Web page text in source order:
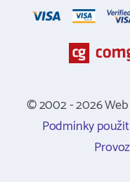
© 2002 - 2026
Podmínky